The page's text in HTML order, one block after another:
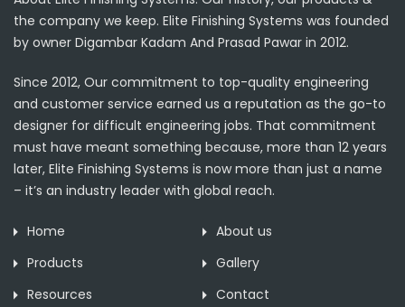
the company we keep. Elite Finishing Systems was founded
by owner Digambar Kadam And Prasad Pawar in 2012.
Since 2012, Our commitment to top-quality engineering
and customer service earned us a reputation as the go-to
designer for difficult engineering jobs. That commitment
must have meant something because, more than 12 years
later, Elite Finishing Systems is now more than just a name
– it’s an industry leader with global reach.
Home
About us
Products
Gallery
Resources
Contact